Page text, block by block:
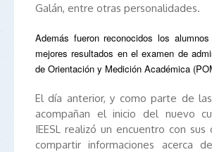
Galán, entre otras personalidades.
Además fueron reconocidos los
mejores resultados en el examen de
de Orientación y Medición Académica
El día anterior, y como parte de
acompañan el inicio del nuevo
IEESL realizó un encuentro con sus
compartir informaciones acerca